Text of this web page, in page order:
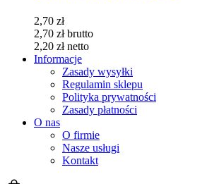
2,70 zł
2,70 zł brutto
2,20 zł netto
Informacje
Zasady wysyłki
Regulamin sklepu
Polityka prywatności
Zasady płatności
O nas
O firmie
Nasze usługi
Kontakt